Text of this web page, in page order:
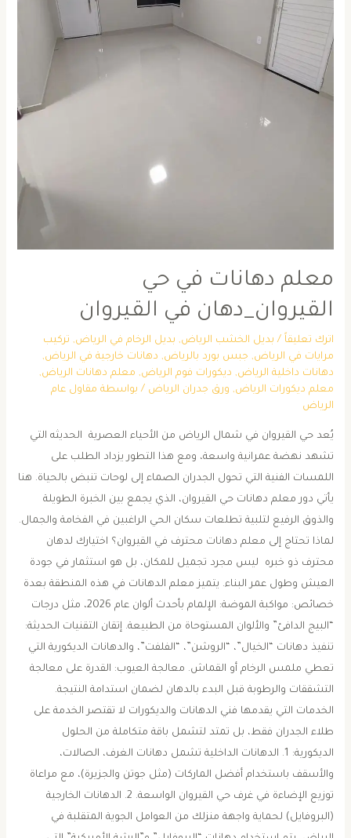
معلم دهانات في حي
القيروان_دهان في القيروان
اترك تعليقاً / بديل الخشب الرياض, بديل الرخام في الرياض, تركيب
مرايات في الرياض, جبس بورد بالرياض, دهانات خارجية في الرياض,
دهانات داخلية الرياض, ديكورات فوم الرياض, معلم دهانات الرياض,
معلم ديكورات الرياض, ورق جدران الرياض / بواسطة مقاول عام
الرياض
يُعد حي القيروان في شمال الرياض من الأحياء العصرية الحديثه التي
تشهد نهضة عمرانية واسعة، ومع هذا التطور يزداد الطلب على
اللمسات الفنية التي تحول الجدران الصماء إلى لوحات تنبض بالحياة. هنا
يأتي دور معلم دهانات حي القيروان، الذي يجمع بين الخبرة الطويلة
والذوق الرفيع لتلبية تطلعات سكان الحي الراغبين في الفخامة والجمال.
​لماذا تحتاج إلى معلم دهانات محترف في القيروان؟ ​اختيارك لدهان
محترف ذو خبره ليس مجرد تجميل للمكان، بل هو استثمار في جودة
العيش وطول عمر البناء. يتميز معلم الدهانات في هذه المنطقة بعدة
خصائص: ​مواكبة الموضة: الإلمام بأحدث ألوان عام 2026، مثل درجات
“البيج الدافئ” والألوان المستوحاة من الطبيعة. ​إتقان التقنيات الحديثة:
تنفيذ دهانات “الخيال”، “الروشن”، “الفلفت”، والدهانات الديكورية التي
تعطي ملمس الرخام أو القماش. ​معالجة العيوب: القدرة على معالجة
التشققات والرطوبة قبل البدء بالدهان لضمان استدامة النتيجة. ​
الخدمات التي يقدمها فني الدهانات والديكورات ​لا تقتصر الخدمة على
طلاء الجدران فقط، بل تمتد لتشمل باقة متكاملة من الحلول
الديكورية: ​1. الدهانات الداخلية ​تشمل دهانات الغرف، الصالات،
والأسقف باستخدام أفضل الماركات (مثل جوتن والجزيرة)، مع مراعاة
توزيع الإضاءة في غرف حي القيروان الواسعة. ​2. الدهانات الخارجية
(البروفايل) ​لحماية واجهة منزلك من العوامل الجوية المتقلبة في